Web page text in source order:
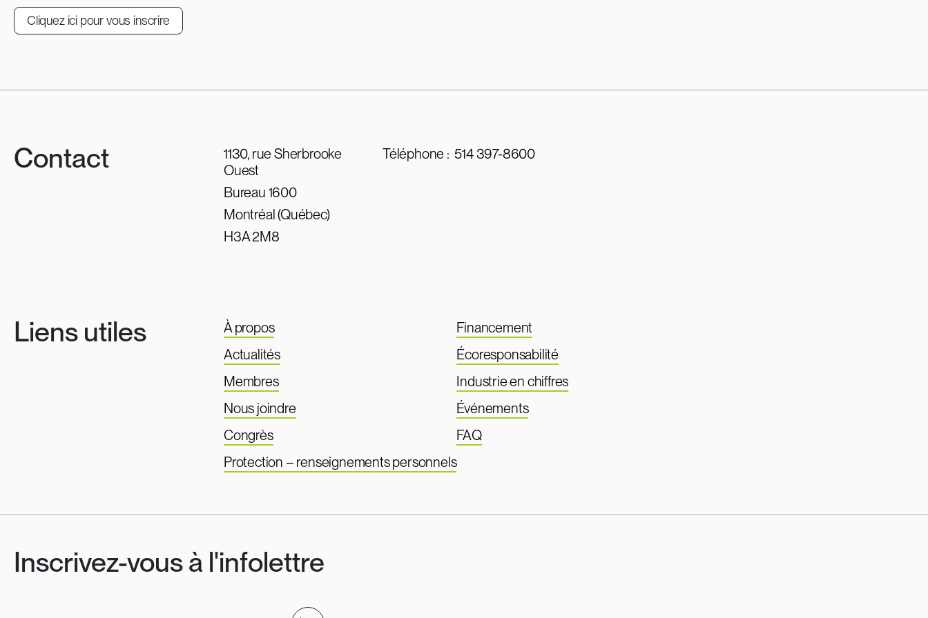
Cliquez ici pour vous inscrire
Contact
1130, rue Sherbrooke
Ouest
Bureau 1600
Montréal (Québec)
H3A 2M8
Téléphone :514 397-8600
Liens utiles
À propos
Actualités
Membres
Nous joindre
Congrès
Protection – renseignements personnels
Financement
Écoresponsabilité
Industrie en chiffres
Événements
FAQ
Inscrivez-vous à l'infolettre